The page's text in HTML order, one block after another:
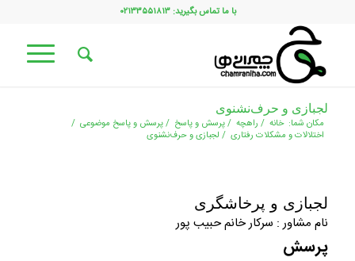
با ما تماس بگیرید: ۰۲۱۳۳۵۵۱۸۱۳
لجبازی و حرف‌نشنوی
مکان شما: خانه / راهچه /پرسش و پاسخ /پرسش و پاسخ موضوعی /
اختلالات و مشکلات رفتاری / لجبازی و حرف‌نشنوی
لجبازی و پرخاشگری
نام مشاور : سرکار خانم حبیب پور
پرسش